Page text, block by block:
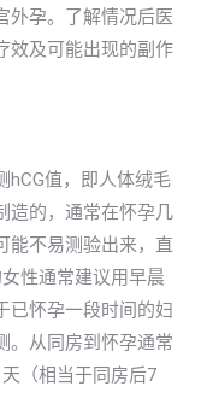
外孕。了解情况后医
效及可能出现的副作
hCG值，即人体绒毛
造的，通常在怀孕几
能不易测验出来，直
性通常建议用早晨
已怀孕一段时间的妇
。从同房到怀孕通常
（相当于同房后7